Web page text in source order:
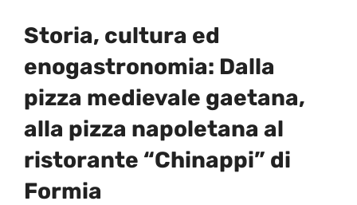
Storia, cultura ed
enogastronomia: Dalla
pizza medievale gaetana,
alla pizza napoletana al
ristorante “Chinappi” di
Formia